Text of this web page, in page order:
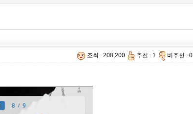
조회 : 208,200 추천 : 1 비추천 : 0